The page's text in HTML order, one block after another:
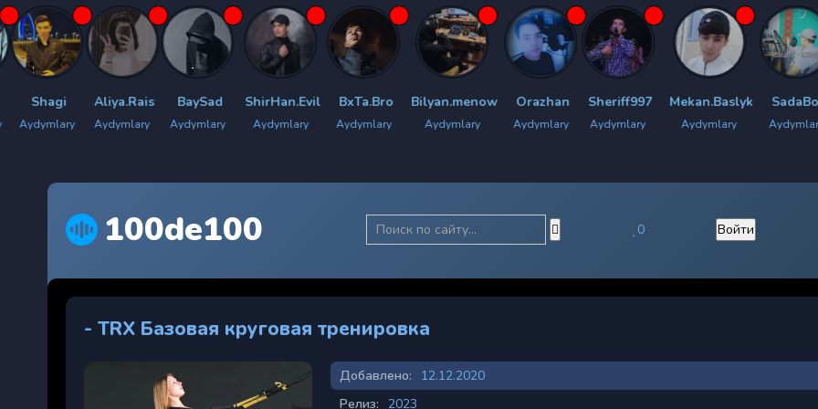
Aliya.Rais
Aydymlary
BaySad
Aydymlary
ShirHan.Evil
Aydymlary
BxTa.Bro
Aydymlary
Bilyan.menow
Aydymlary
Orazhan
Aydymlary
Sheriff997
Aydymlary
Mekan.Baslyk
Aydymlary
SadaBoy
Aydymlary
100de100 0 Войти
- TRX Базовая круговая тренировка
Добавлено:
12.12.2020
Релиз:
2023